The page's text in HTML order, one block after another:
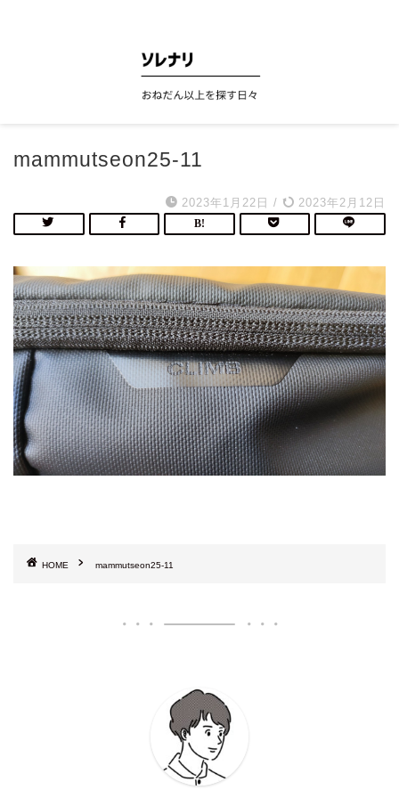
mammutseon25-11
2023年1月22日 / 2023年2月12日
HOME mammutseon25-11